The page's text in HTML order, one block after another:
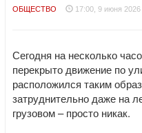
ОБЩЕСТВО 17:00, 9 июня 2026
Сегодня на несколько
перекрыто движение по
расположился таким
затруднительно даже на
грузовом – просто никак.